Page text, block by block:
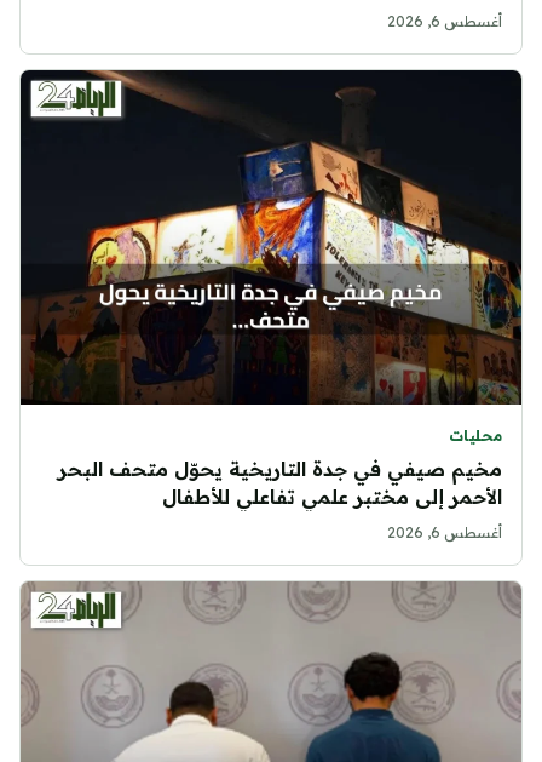
أغسطس 6, 2026
محليات
مخيم صيفي في جدة التاريخية يحوّل متحف البحر
الأحمر إلى مختبر علمي تفاعلي للأطفال
أغسطس 6, 2026